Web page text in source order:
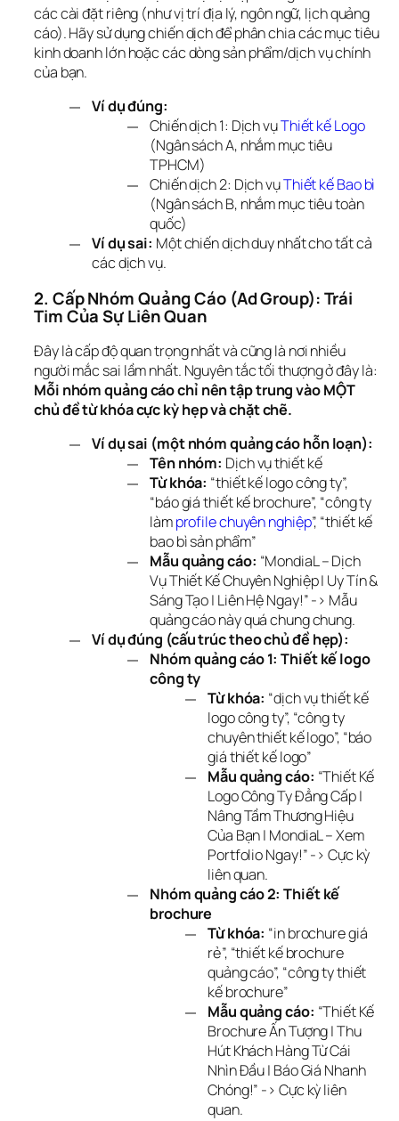
các cài đặt riêng (như vị trí địa lý, ngôn ngữ, lịch quảng
cáo). Hãy sử dụng chiến dịch để phân chia các mục tiêu
kinh doanh lớn hoặc các dòng sản phẩm/dịch vụ chính
của bạn.
Ví dụ đúng:
Chiến dịch 1: Dịch vụThiết kế Logo
(Ngân sách A, nhắm mục tiêu
TPHCM)
Chiến dịch 2: Dịch vụThiết kế Bao bì
(Ngân sách B, nhắm mục tiêu toàn
quốc)
Ví dụ sai: Một chiến dịch duy nhất cho tất cả
các dịch vụ.
2. Cấp Nhóm Quảng Cáo (Ad Group): Trái
Tim Của Sự Liên Quan
Đây là cấp độ quan trọng nhất và cũng là nơi nhiều
Mỗi nhóm quảng cáo chỉ nên tập trung vào MỘT
chủ đề từ khóa cực kỳ hẹp và chặt chẽ.
Ví dụ sai (một nhóm quảng cáo hỗn loạn):
Tên nhóm: Dịch vụ thiết kế
Từ khóa: “thiết kế logo công ty”,
“báo giá thiết kế brochure”, “công ty
làmprofile chuyên nghiệp”, “thiết kế
bao bì sản phẩm”
Mẫu quảng cáo: “MondiaL – Dịch
Vụ Thiết Kế Chuyên Nghiệp | Uy Tín &
Sáng Tạo | Liên Hệ Ngay!” -> Mẫu
quảng cáo này quá chung chung.
Ví dụ đúng (cấu trúc theo chủ đề hẹp):
Nhóm quảng cáo 1: Thiết kế logo
công ty
Từ khóa: “dịch vụ thiết kế
logo công ty”, “công ty
chuyên thiết kế logo”, “báo
giá thiết kế logo”
Mẫu quảng cáo: “Thiết Kế
Logo Công Ty Đẳng Cấp |
Nâng Tầm Thương Hiệu
Của Bạn | MondiaL – Xem
Portfolio Ngay!” -> Cực kỳ
liên quan.
Nhóm quảng cáo 2: Thiết kế
brochure
Từ khóa: “in brochure giá
rẻ”, “thiết kế brochure
quảng cáo”, “công ty thiết
kế brochure”
Mẫu quảng cáo: “Thiết Kế
Brochure Ấn Tượng | Thu
Hút Khách Hàng Từ Cái
Nhìn Đầu | Báo Giá Nhanh
Chóng!” -> Cực kỳ liên
quan.